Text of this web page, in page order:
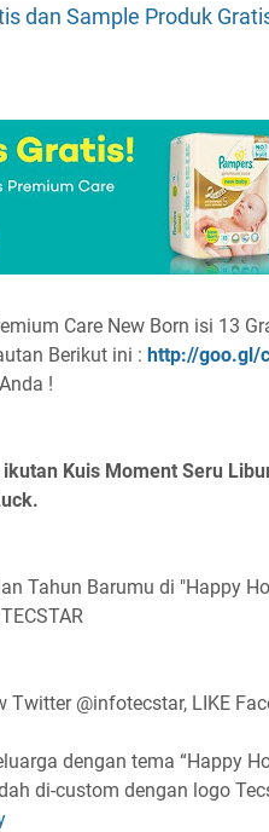
dan Sample Produk
Care New Born isi 13
Berikut ini : http://goo.gl/
!
Kuis Moment Seru
Tahun Barumu di "Happy
Twitter @infotecstar, LIKE
dengan tema “Happy
di-custom dengan logo